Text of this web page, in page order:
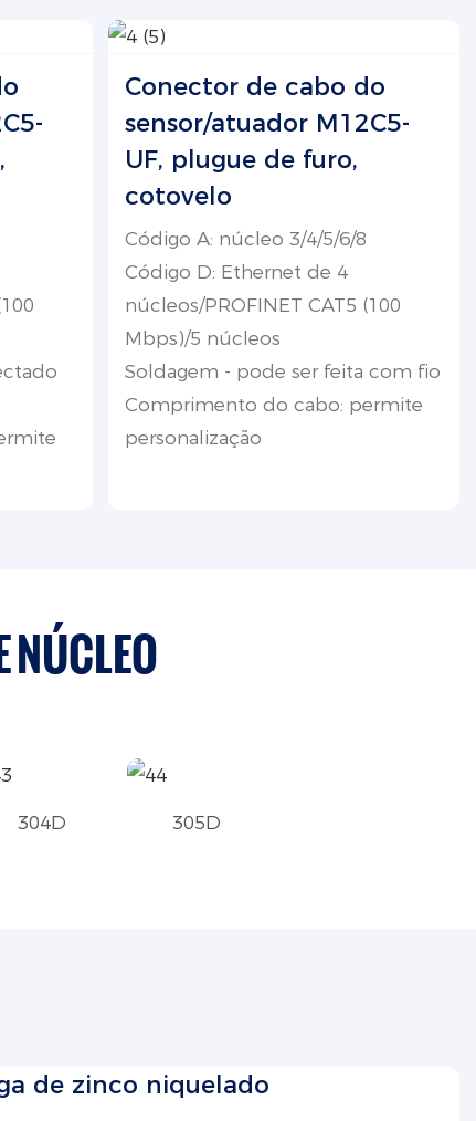
Conector de cabo do
sensor/atuador M12C5-
UF, plugue de furo,
cotovelo
Código A: núcleo 3/4/5/6/8
Código D: Ethernet de 4
núcleos/PROFINET CAT5 (100
Mbps)/5 núcleos
Soldagem - pode ser feita com fio
Comprimento do cabo: permite
personalização
NÚCLEO
304D 305D
de zinco niquelado